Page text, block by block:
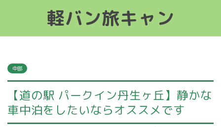
軽バン旅キャン
中部
【道の駅 パークイン丹生ヶ丘】静かな
車中泊をしたいならオススメです